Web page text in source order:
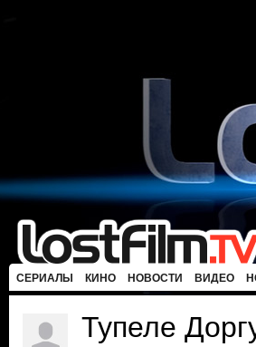
СЕРИАЛЫ КИНО НОВОСТИ ВИДЕО
Тупеле